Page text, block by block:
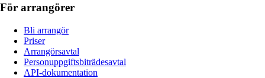
För arrangörer
Bli arrangör
Priser
Arrangörsavtal
Personuppgiftsbiträdesavtal
API-dokumentation